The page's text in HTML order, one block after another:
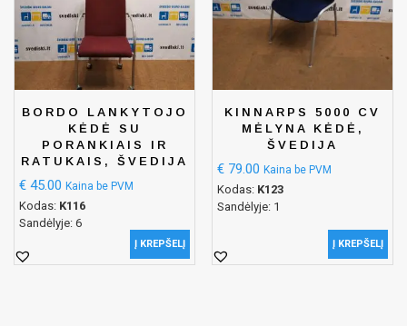
BORDO LANKYTOJO
KĖDĖ SU
PORANKIAIS IR
RATUKAIS, ŠVEDIJA
€ 45.00 Kaina be PVM
Kodas: K116
Sandėlyje: 6
Į KREPŠELĮ
KINNARPS 5000 CV
MĖLYNA KĖDĖ,
ŠVEDIJA
€ 79.00 Kaina be PVM
Kodas: K123
Sandėlyje: 1
Į KREPŠELĮ